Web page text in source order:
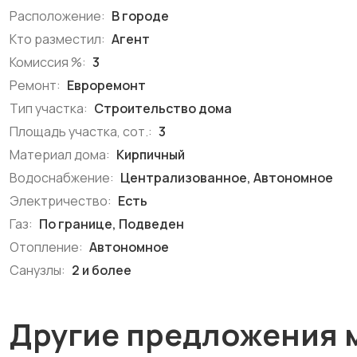
Расположение: В городе
Кто разместил: Агент
Комиссия %: 3
Ремонт: Евроремонт
Тип участка: Строительство дома
Площадь участка, сот.: 3
Материал дома: Кирпичный
Водоснабжение: Централизованное, Автономное
Электричество: Есть
Газ: По границе, Подведен
Отопление: Автономное
Санузлы: 2 и более
Другие предложения